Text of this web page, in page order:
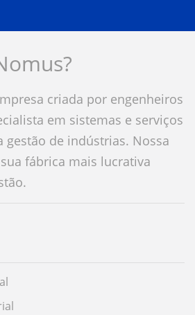
criada por engenheiros
em sistemas e serviços
gestão de indústrias. Nossa
fábrica mais lucrativa